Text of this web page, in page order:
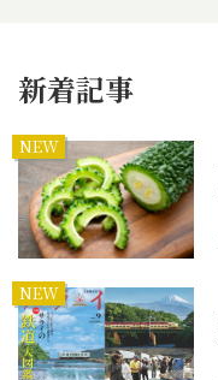
新着記事
NEW
NEW